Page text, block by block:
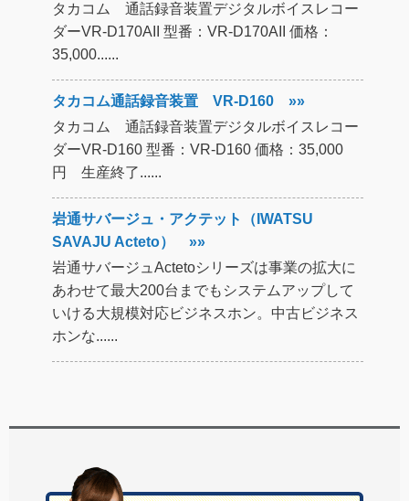
タカコム 通話録音装置デジタルボイスレコー
ダーVR-D170AII 型番：VR-D170AII 価格：
35,000......
タカコム通話録音装置 VR-D160 »»
タカコム 通話録音装置デジタルボイスレコー
ダーVR-D160 型番：VR-D160 価格：35,000
円 生産終了......
岩通サバージュ・アクテット（IWATSU
SAVAJU Acteto） »»
岩通サバージュActetoシリーズは事業の拡大に
あわせて最大200台までもシステムアップして
いける大規模対応ビジネスホン。中古ビジネス
ホンな......